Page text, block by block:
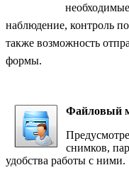
наблюдение, контроль
также возможность
формы.
Файловый
снимков,
удобства работы с ними.